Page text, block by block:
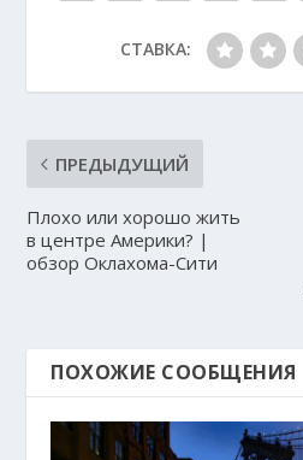
СТАВКА:
ПРЕДЫДУЩИЙ
Плохо или хорошо жить
в центре Америки? |
обзор Оклахома-Сити
ПОХОЖИЕ СООБЩЕНИЯ